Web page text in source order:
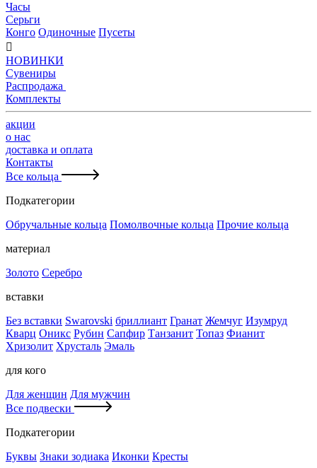
Часы
Серьги
Конго Одиночные Пусеты

НОВИНКИ
Сувениры
Распродажа
Комплекты
акции
о нас
доставка и оплата
Контакты
Все кольца
Подкатегории
Обручальные кольца Помолвочные кольца Прочие кольца
материал
Золото Серебро
вставки
Без вставки Swarovski бриллиант Гранат Жемчуг Изумруд
Кварц Оникс Рубин Сапфир Танзанит Топаз Фианит
Хризолит Хрусталь Эмаль
для кого
Для женщин Для мужчин
Все подвески
Подкатегории
Буквы Знаки зодиака Иконки Кресты